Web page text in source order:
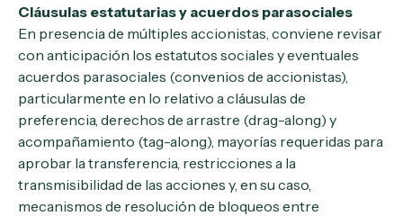
Cláusulas estatutarias y acuerdos parasociales
En presencia de múltiples accionistas, conviene revisar
con anticipación los estatutos sociales y eventuales
acuerdos parasociales (convenios de accionistas),
particularmente en lo relativo a cláusulas de
preferencia, derechos de arrastre (drag-along) y
acompañamiento (tag-along), mayorías requeridas para
aprobar la transferencia, restricciones a la
transmisibilidad de las acciones y, en su caso,
mecanismos de resolución de bloqueos entre